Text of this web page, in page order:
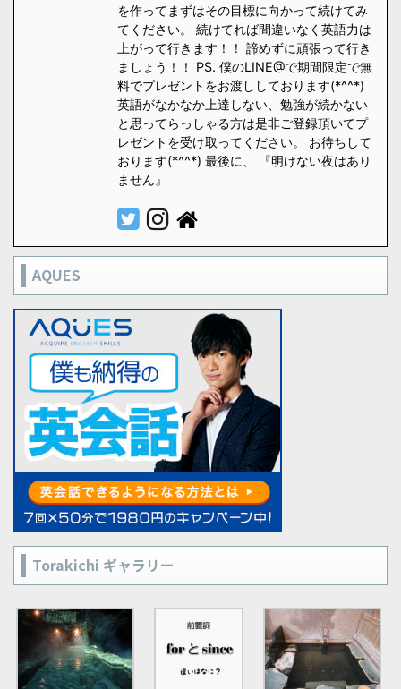
を作ってまずはその目標に向かって続けてみ
てください。 続けてれば間違いなく英語力は
上がって行きます！！ 諦めずに頑張って行き
ましょう！！ PS. 僕のLINE@で期間限定で無
料でプレゼントをお渡ししております(*^^*)
英語がなかなか上達しない、勉強が続かない
と思ってらっしゃる方は是非ご登録頂いてプ
レゼントを受け取ってください。 お待ちして
おります(*^^*) 最後に、 『明けない夜はあり
ません』
AQUES
Torakichi ギャラリー